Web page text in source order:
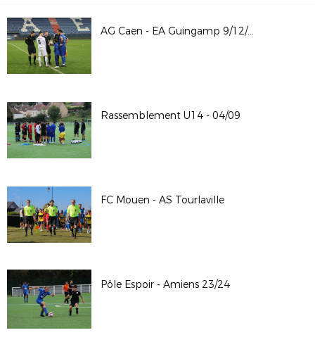
AG Caen - EA Guingamp 9/12/23
Rassemblement U14 - 04/09
FC Mouen - AS Tourlaville
Pôle Espoir - Amiens 23/24